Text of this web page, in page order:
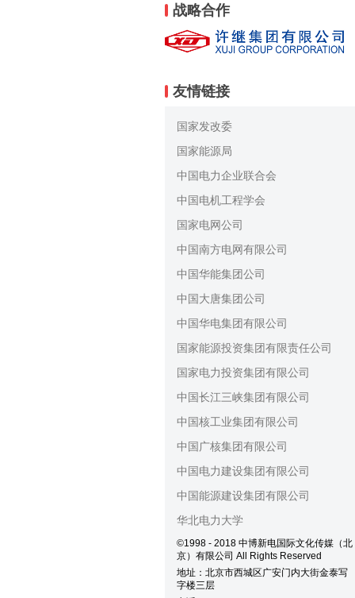
战略合作
友情链接
国家发改委
国家能源局
中国电力企业联合会
中国电机工程学会
国家电网公司
中国南方电网有限公司
中国华能集团公司
中国大唐集团公司
中国华电集团有限公司
国家能源投资集团有限责任公司
国家电力投资集团有限公司
中国长江三峡集团有限公司
中国核工业集团有限公司
中国广核集团有限公司
中国电力建设集团有限公司
中国能源建设集团有限公司
华北电力大学
©1998 - 2018 中博新电国际文化传媒（北
京）有限公司 All Rights Reserved
地址：北京市西城区广安门内大街金泰写
字楼三层